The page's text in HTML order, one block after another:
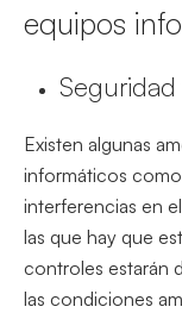
equipos
Seguridad
Existen algunas
informáticos
interferencias en
las que hay que
controles estarán
las condiciones